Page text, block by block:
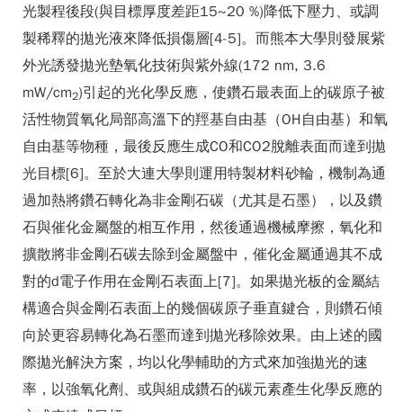
光製程後段(與目標厚度差距15~20 %)降低下壓力、或調
製稀釋的拋光液來降低損傷層[4-5]。而熊本大學則發展紫
外光誘發拋光墊氧化技術與紫外線(172 nm, 3.6
mW/cm2)引起的光化學反應，使鑽石最表面上的碳原子被
活性物質氧化局部高溫下的羥基自由基（OH自由基）和氧
自由基等物種，最後反應生成CO和CO2脫離表面而達到拋
光目標[6]。至於大連大學則運用特製材料砂輪，機制為通
過加熱將鑽石轉化為非金剛石碳（尤其是石墨），以及鑽
石與催化金屬盤的相互作用，然後通過機械摩擦，氧化和
擴散將非金剛石碳去除到金屬盤中，催化金屬通過其不成
對的d電子作用在金剛石表面上[7]。如果拋光板的金屬結
構適合與金剛石表面上的幾個碳原子垂直鍵合，則鑽石傾
向於更容易轉化為石墨而達到拋光移除效果。由上述的國
際拋光解決方案，均以化學輔助的方式來加強拋光的速
率，以強氧化劑、或與組成鑽石的碳元素產生化學反應的